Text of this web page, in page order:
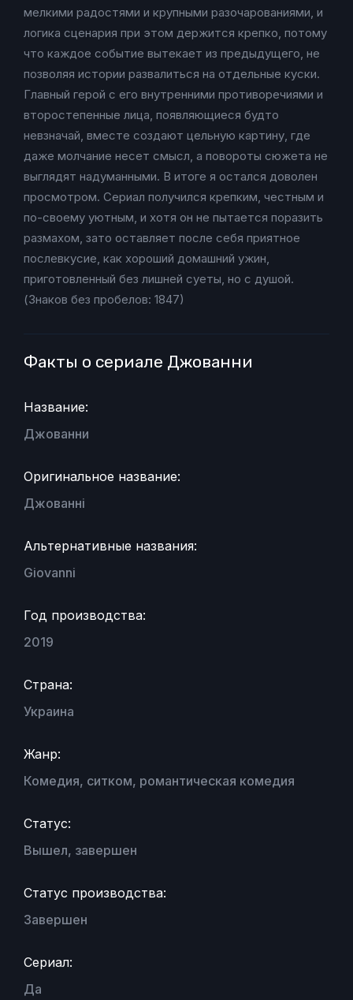
мелкими радостями и крупными разочарованиями, и
логика сценария при этом держится крепко, потому
что каждое событие вытекает из предыдущего, не
позволяя истории развалиться на отдельные куски.
Главный герой с его внутренними противоречиями и
второстепенные лица, появляющиеся будто
невзначай, вместе создают цельную картину, где
даже молчание несет смысл, а повороты сюжета не
выглядят надуманными. В итоге я остался доволен
просмотром. Сериал получился крепким, честным и
по-своему уютным, и хотя он не пытается поразить
размахом, зато оставляет после себя приятное
послевкусие, как хороший домашний ужин,
приготовленный без лишней суеты, но с душой.
(Знаков без пробелов: 1847)
Факты о сериале Джованни
Название:
Джованни
Оригинальное название:
Джованні
Альтернативные названия:
Giovanni
Год производства:
2019
Страна:
Украина
Жанр:
Комедия, ситком, романтическая комедия
Статус:
Вышел, завершен
Статус производства:
Завершен
Сериал:
Да